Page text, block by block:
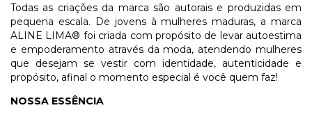
Todas as criações da marca são autorais e produzidas em
pequena escala. De jovens à mulheres maduras, a marca
ALINE LIMA® foi criada com propósito de levar autoestima
e empoderamento através da moda, atendendo mulheres
que desejam se vestir com identidade, autenticidade e
propósito, afinal o momento especial é você quem faz!
NOSSA ESSÊNCIA